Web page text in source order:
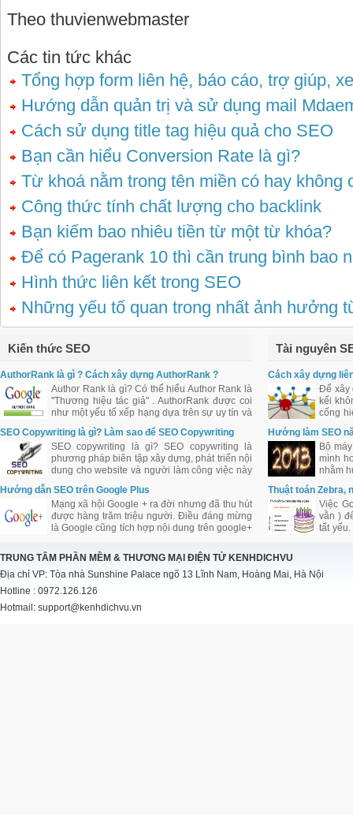
Theo thuvienwebmaster
Các tin tức khác
Tổng hợp form liên hệ, báo cáo, trợ giúp,
Hướng dẫn quản trị và sử dụng mail
Cách sử dụng title tag hiệu quả cho SEO
Bạn cần hiểu Conversion Rate là gì?
Từ khoá nằm trong tên miền có hay không
Công thức tính chất lượng cho backlink
Bạn kiếm bao nhiêu tiền từ một từ khóa?
Để có Pagerank 10 thì cần trung bình bao
Hình thức liên kết trong SEO
Những yếu tố quan trong nhất ảnh hưởng
Kiến thức SEO
AuthorRank là gì ? Cách xây dựng AuthorRank ?
Author Rank là gì? Có thể hiểu Author Rank là
"Thương hiệu tác giả" . AuthorRank được coi
như một yếu tố xếp hạng dựa trên sự uy tín và
ảnh hưởng của tác giả bài viết đối với cộng
đồng.
SEO Copywriting là gì? Làm sao để SEO Copywriting
SEO copywriting là gì? SEO copywriting là
phương pháp biên tập xây dựng, phát triển nội
dung cho website và người làm công việc này
được coi là SEO Copywriter. Tuy nhiên việc
biên tập nội dung cho website cần khéo léo
trong việc bố trí từ khóa, mật độ từ khóa.
Hướng dẫn SEO trên Google Plus
Mạng xã hội Google + ra đời nhưng đã thu hút
được hàng trăm triệu người. Điều đáng mừng
là Google cũng tích hợp nội dung trên google+
nên chắc chắn Google + sẽ được Google hỗ
trợ đầy đủ và ưu ái đối với công việc làm SEO
của bạn.
Tài nguyên
Cách xây dựng
Để xây
kếi
cống
web
Hướng làm SEO
Bộ
mình
nhằm
Thuật toán Zebra,
Việc
vằn )
tất
TRUNG TÂM PHẦN MỀM & THƯƠNG MẠI ĐIỆN TỬ KENHDICHVU
Địa chỉ VP: Tòa nhà Sunshine Palace ngõ 13 Lĩnh Nam, Hoàng Mai, Hà Nội
Hotline : 0972.126.126
Hotmail: support@kenhdichvu.vn